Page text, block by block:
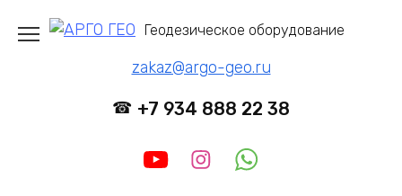
Геодезическое оборудование
zakaz@argo-geo.ru
+7 934 888 22 38